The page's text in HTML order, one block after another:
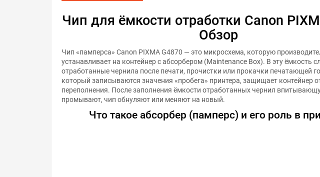
Чип для ёмкости отработки Canon
Обзор
Чип «памперса» Canon PIXMA G4870 — это микросхема, которую
устанавливает на контейнер с абсорбером (Maintenance Box). В эту ёмкость
отработанные чернила после печати, прочистки или прокачки печатающей
который записываются значения «пробега» принтера, защищает контейнер
переполнения. После заполнения ёмкости отработанных чернил
промывают, чип обнуляют или меняют на новый.
Что такое абсорбер (памперс) и его роль в